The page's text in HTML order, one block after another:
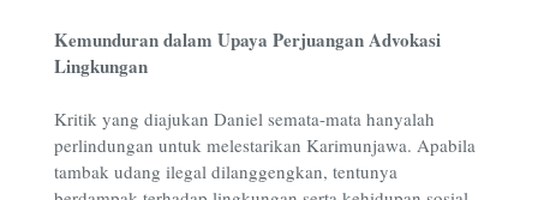
Kemunduran dalam Upaya Perjuangan Advokasi
Lingkungan
Kritik yang diajukan Daniel semata-mata hanyalah
perlindungan untuk melestarikan Karimunjawa. Apabila
tambak udang ilegal dilanggengkan, tentunya